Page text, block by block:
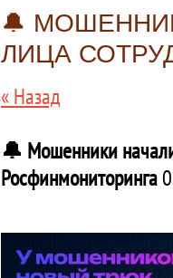
🔔
ЛИЦА
« Назад
🔔 Мошенники
Росфинмониторинга